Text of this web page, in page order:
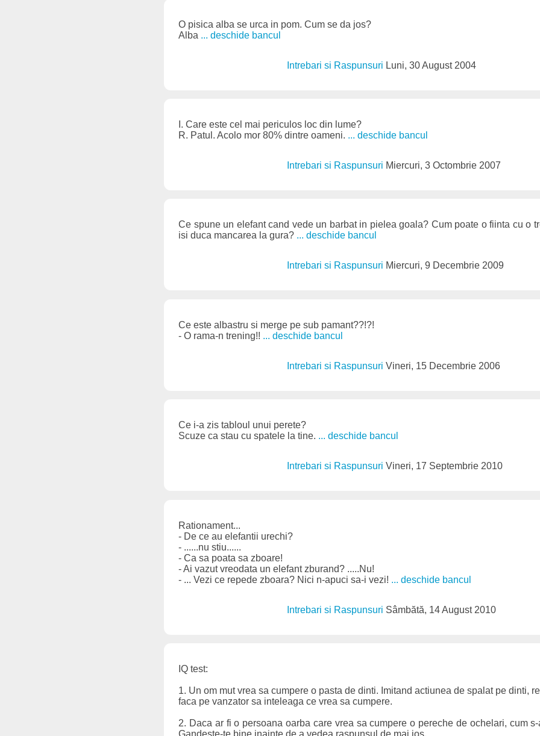
O pisica alba se urca in pom. Cum se da jos?
Alba ... deschide bancul
Intrebari si Raspunsuri Luni, 30 August 2004
I. Care este cel mai periculos loc din lume?
R. Patul. Acolo mor 80% dintre oameni. ... deschide bancul
Intrebari si Raspunsuri Miercuri, 3 Octombrie 2007
Ce spune un elefant cand vede un barbat in pielea goala? Cum poate o fiinta cu o
isi duca mancarea la gura? ... deschide bancul
Intrebari si Raspunsuri Miercuri, 9 Decembrie 2009
Ce este albastru si merge pe sub pamant??!?!
- O rama-n trening!! ... deschide bancul
Intrebari si RaspunsuriVineri, 15 Decembrie 2006
Ce i-a zis tabloul unui perete?
Scuze ca stau cu spatele la tine. ... deschide bancul
Intrebari si RaspunsuriVineri, 17 Septembrie 2010
Rationament...
- De ce au elefantii urechi?
- ......nu stiu......
- Ca sa poata sa zboare!
- Ai vazut vreodata un elefant zburand? .....Nu!
- ... Vezi ce repede zboara? Nici n-apuci sa-i vezi! ... deschide bancul
Intrebari si Raspunsuri Sâmbătă, 14 August 2010
IQ test:
1. Un om mut vrea sa cumpere o pasta de dinti. Imitand actiunea de spalat pe dinti,
faca pe vanzator sa inteleaga ce vrea sa cumpere.
2. Daca ar fi o persoana oarba care vrea sa cumpere o pereche de ochelari, cum
Gandeste-te bine inainte de a vedea raspunsul de mai jos.